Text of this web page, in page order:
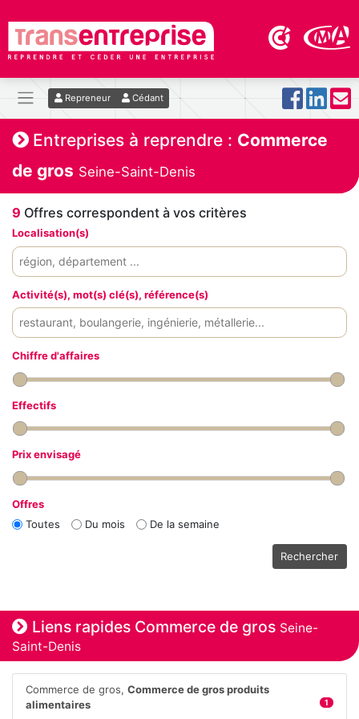
Repreneur Cédant
Entreprises à reprendre : Commerce
de gros Seine-Saint-Denis
9 Offres correspondent à vos critères
Localisation(s)
Activité(s), mot(s) clé(s), référence(s)
Chiffre d'affaires
Effectifs
Prix envisagé
Offres
Toutes
Du mois De la semaine
Rechercher
Liens rapides Commerce de gros Seine-
Saint-Denis
Commerce de gros,Commerce de gros produits
alimentaires
1